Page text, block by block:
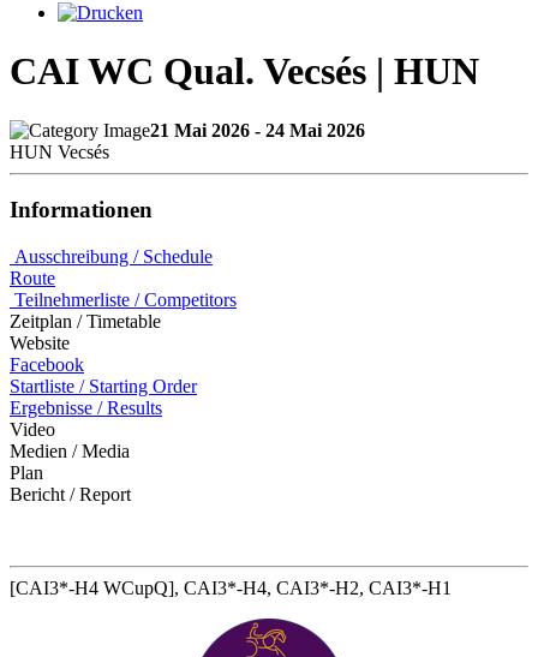
CAI WC Qual. Vecsés | HUN
21 Mai 2026 - 24 Mai 2026
HUN Vecsés
Informationen
Ausschreibung / Schedule
Route
Teilnehmerliste / Competitors
Zeitplan / Timetable
Website
Facebook
Startliste / Starting Order
Ergebnisse / Results
Video
Medien / Media
Plan
Bericht / Report
[CAI3*-H4 WCupQ], CAI3*-H4, CAI3*-H2, CAI3*-H1